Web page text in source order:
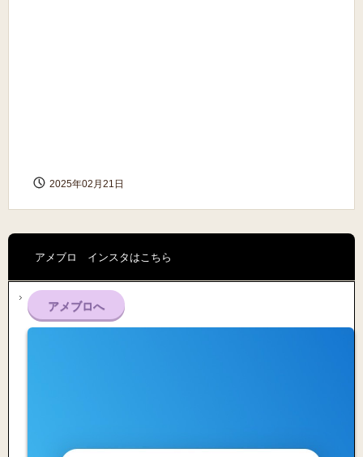
2025年02月21日
アメブロ インスタはこちら
アメブロへ